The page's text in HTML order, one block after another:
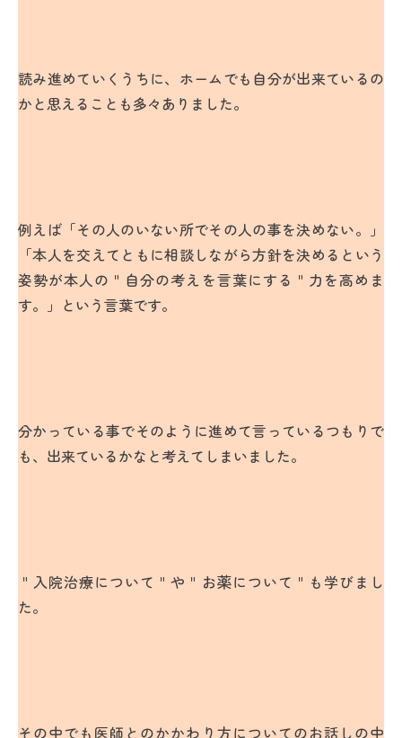
読み進めていくうちに、ホームでも自分が出来ているの
かと思えることも多々ありました。
例えば「その人のいない所でその人の事を決めない。」
「本人を交えてともに相談しながら方針を決めるという
姿勢が本人の＂自分の考えを言葉にする＂力を高めま
す。」という言葉です。
分かっている事でそのように進めて言っているつもりで
も、出来ているかなと考えてしまいました。
＂入院治療について＂や＂お薬について＂も学びまし
た。
その中でも医師とのかかわり方についてのお話しの中